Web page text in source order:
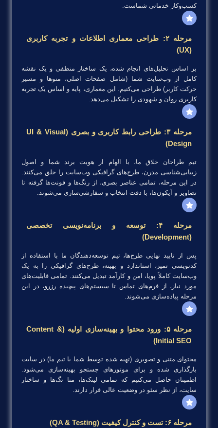
کسب‌وکار خدماتی شماست.
مرحله ۲: طراحی معماری اطلاعات و تجربه کاربری
(UX)
بر اساس تحلیل‌های انجام شده، یک ساختار منطقی و یک نقشه
کامل از وب‌سایت شما (شامل صفحات اصلی، منوها و مسیر
حرکت کاربر) طراحی می‌کنیم. این معماری، پایه و اساس یک تجربه
کاربری روان و شهودی را تشکیل می‌دهد.
مرحله ۳: طراحی رابط کاربری و بصری (UI & Visual
Design)
تیم طراحان خلاق ما، با الهام از هویت برند شما و اصول
زیبایی‌شناسی مدرن، طرح‌های گرافیکی وب‌سایت را خلق می‌کنند.
در این مرحله، تمامی عناصر بصری، از رنگ‌ها و فونت‌ها گرفته تا
تصاویر و آیکون‌ها، با دقت انتخاب و سفارشی‌سازی می‌شوند.
مرحله ۴: توسعه و برنامه‌نویسی تخصصی
(Development)
پس از تایید نهایی طرح‌ها، تیم توسعه‌دهندگان ما با استفاده از
کدنویسی تمیز، استاندارد و بهینه، طرح‌های گرافیکی را به یک
وب‌سایت کاملاً پویا، امن و کارآمد تبدیل می‌کنند. تمامی قابلیت‌های
مورد نیاز، از فرم‌های تماس تا سیستم‌های پیچیده رزرو، در این
مرحله پیاده‌سازی می‌شوند.
مرحله ۵: ورود محتوا و بهینه‌سازی اولیه (Content &
Initial SEO)
محتوای متنی و تصویری (تهیه شده توسط شما یا تیم ما) در سایت
بارگذاری شده و برای موتورهای جستجو بهینه‌سازی می‌شود.
اطمینان حاصل می‌کنیم که تمامی لینک‌ها، متا تگ‌ها و ساختار
سایت، از نظر سئو در وضعیت عالی قرار دارند.
مرحله ۶: تست و کنترل کیفیت (QA & Testing)